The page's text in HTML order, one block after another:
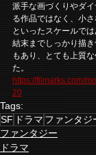
派手な画づくりやダ
る作品ではなく、小
といったスケールで
結末までしっかり描
もあり、とても上質
た。
https://filmarks.com/
20
Tags:
SF ドラマ ファンタジ
ファンタジー
ドラマ